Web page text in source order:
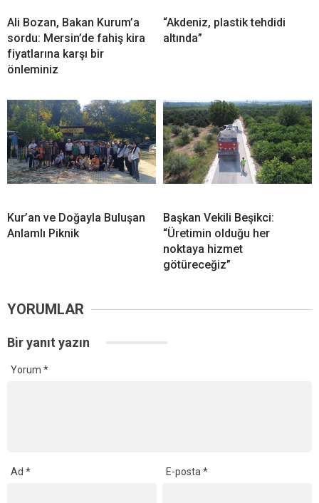
Ali Bozan, Bakan Kurum’a
sordu: Mersin’de fahiş kira
fiyatlarına karşı bir
önleminiz
“Akdeniz, plastik tehdidi
altında”
Kur’an ve Doğayla Buluşan
Anlamlı Piknik
Başkan Vekili Beşikci:
“Üretimin olduğu her
noktaya hizmet
götüreceğiz”
YORUMLAR
Bir yanıt yazın
Yorum *
Ad * E-posta*